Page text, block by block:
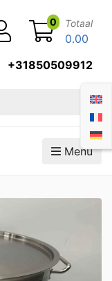
+31850509912
0 Totaal
0.00
Menu